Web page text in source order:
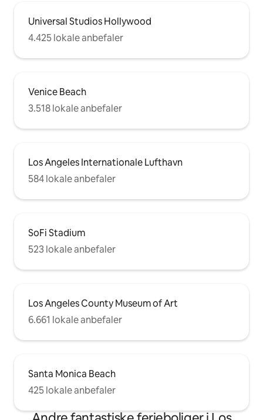
Universal Studios Hollywood
4.425 lokale anbefaler
Venice Beach
3.518 lokale anbefaler
Los Angeles Internationale Lufthavn
584 lokale anbefaler
SoFi Stadium
523 lokale anbefaler
Los Angeles County Museum of Art
6.661 lokale anbefaler
Santa Monica Beach
425 lokale anbefaler